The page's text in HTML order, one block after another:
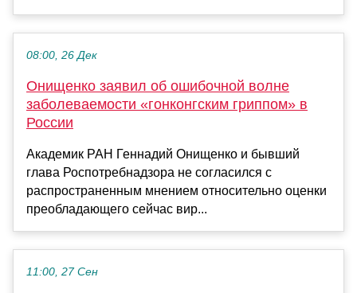
08:00, 26 Дек
Онищенко заявил об ошибочной волне
заболеваемости «гонконгским гриппом» в
России
Академик РАН Геннадий Онищенко и бывший
глава Роспотребнадзора не согласился с
распространенным мнением относительно оценки
преобладающего сейчас вир...
11:00, 27 Сен